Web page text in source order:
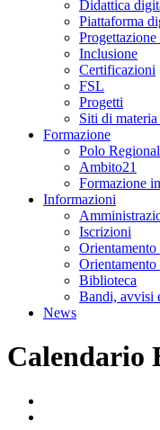
Didattica
Piattaforma
Inclusione
Certificazioni
FSL
Progetti
Siti di
Formazione
Polo
Ambito21
Formazione
Informazioni
Iscrizioni
Orientamento
Orientamento
Biblioteca
Bandi, avvisi
News
Calendario